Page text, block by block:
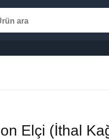
KaynakElçi (İthal